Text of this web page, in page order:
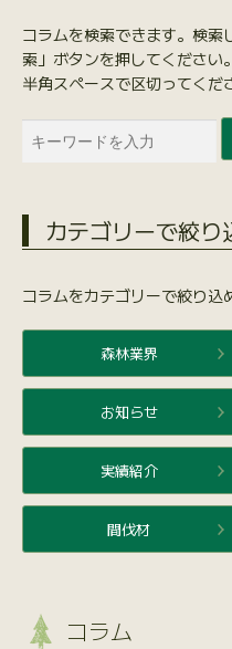
コラムを検索できます。検索
索」ボタンを押してください
半角スペースで区切ってくだ
カテゴリーで絞り
コラムをカテゴリーで絞り込
森林業界
お知らせ
実績紹介
間伐材
コラム